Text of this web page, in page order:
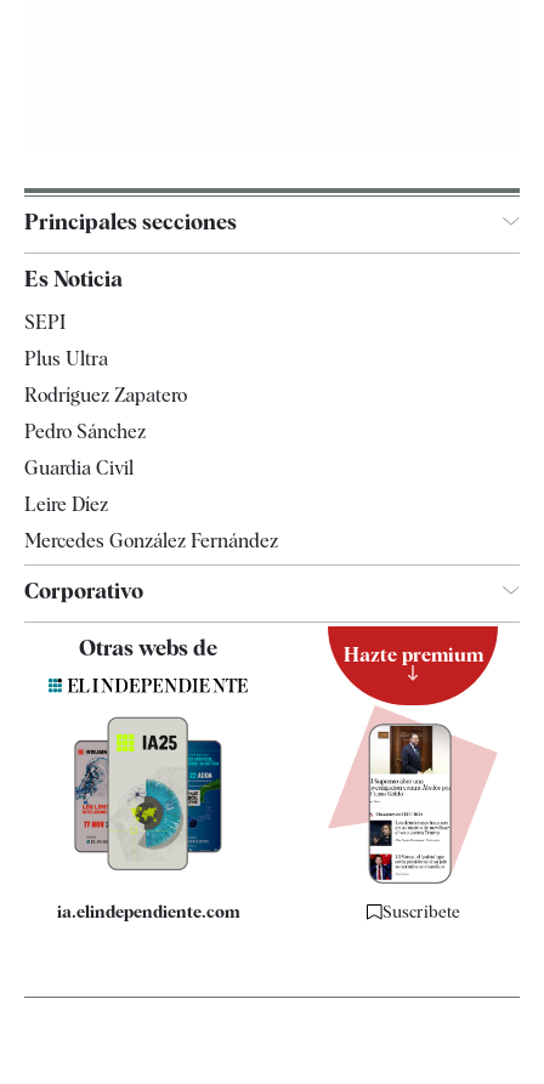
Principales secciones
Televisión
Es Noticia
SEPI
Plus Ultra
Rodríguez Zapatero
Pedro Sánchez
Guardia Civil
Leire Díez
Mercedes González Fernández
Corporativo
Quiénes somos
Especificaciones
Otras webs de
ia.elindependiente.com
Hazte premium
Suscríbete